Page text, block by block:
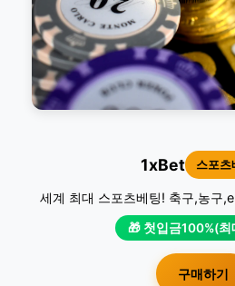
1xBet 스포츠
세계 최대 스포츠베팅! 축구,농구
🎁 첫입금100%(
구매하기